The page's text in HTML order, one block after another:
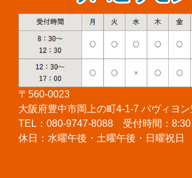
〒560-0023
大阪府豊中市岡上の町4-1-7 パヴィヨ
TEL：080-9747-8088 受付時間：8:30
休日：水曜午後・土曜午後・日曜祝日